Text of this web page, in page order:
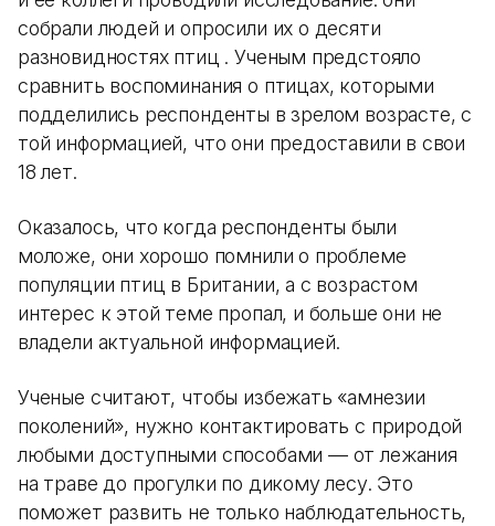
собрали людей и опросили их о десяти
разновидностях птиц . Ученым предстояло
сравнить воспоминания о птицах, которыми
подделились респонденты в зрелом возрасте, с
той информацией, что они предоставили в свои
18 лет.
Оказалось, что когда респонденты были
моложе, они хорошо помнили о проблеме
популяции птиц в Британии, а с возрастом
интерес к этой теме пропал, и больше они не
владели актуальной информацией.
Ученые считают, чтобы избежать «амнезии
поколений», нужно контактировать с природой
любыми доступными способами — от лежания
на траве до прогулки по дикому лесу. Это
поможет развить не только наблюдательность,